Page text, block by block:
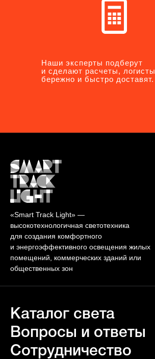
Наши эксперты подберут
и сделают расчеты, логисты
бережно и быстро доставят.
Наши эксперты подберут
и сделают расчеты, логисты
бережно и быстро доставят.
«Smart Track Light» —
высокотехнологичная светотехника
для создания комфортного
и энергоэффективного освещения жилых
помещений, коммерческих зданий или
общественных зон
Каталог света
Вопросы и ответы
Сотрудничество